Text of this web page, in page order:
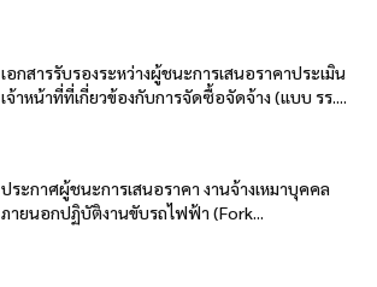
เอกสารรับรองระหว่างผู้ชนะการเสนอราคาประเมิน
เจ้าหน้าที่ที่เกี่ยวข้องกับการจัดซื้อจัดจ้าง (แบบ รร....
ประกาศผู้ชนะการเสนอราคา งานจ้างเหมาบุคคล
ภายนอกปฏิบัติงานขับรถไฟฟ้า (Fork...